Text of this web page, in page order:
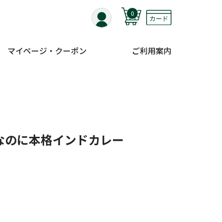
0
マイページ・クーポン ご利用案内
に本格インドカレー